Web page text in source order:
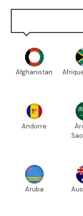
Afghanistan
Andorre
Aruba